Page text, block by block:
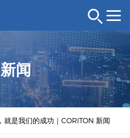
新闻
就是我们的成功｜CORITON 新闻